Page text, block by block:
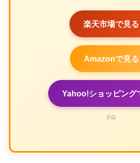
楽天市場で見る
Amazonで見る
Yahoo!ショッピング
PR